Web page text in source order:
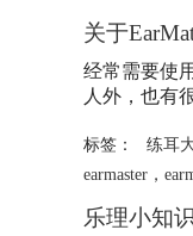
关于
经常需要使
人外，也有
标签： 练耳
earmaster ，
乐理小知